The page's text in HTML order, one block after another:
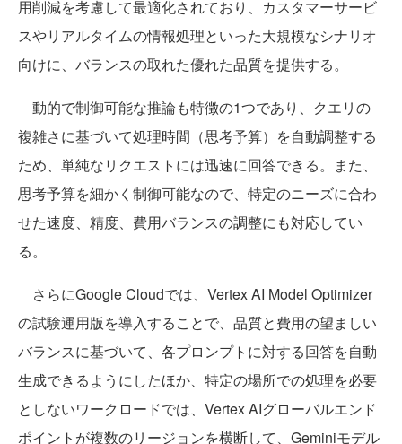
用削減を考慮して最適化されており、カスタマーサービ
スやリアルタイムの情報処理といった大規模なシナリオ
向けに、バランスの取れた優れた品質を提供する。
動的で制御可能な推論も特徴の1つであり、クエリの
複雑さに基づいて処理時間（思考予算）を自動調整する
ため、単純なリクエストには迅速に回答できる。また、
思考予算を細かく制御可能なので、特定のニーズに合わ
せた速度、精度、費用バランスの調整にも対応してい
る。
さらにGoogle Cloudでは、Vertex AI Model Optimizer
の試験運用版を導入することで、品質と費用の望ましい
バランスに基づいて、各プロンプトに対する回答を自動
生成できるようにしたほか、特定の場所での処理を必要
としないワークロードでは、Vertex AIグローバルエンド
ポイントが複数のリージョンを横断して、Geminiモデル